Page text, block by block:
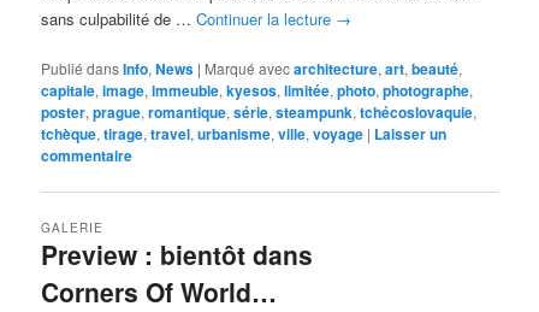
sans culpabilité de …Continuer la lecture →
Publié dansInfo,News | Marqué avecarchitecture,art,beauté,
capitale,image,immeuble,kyesos,limitée,photo,photographe,
poster,prague,romantique,série,steampunk,tchécoslovaquie,
tchèque,tirage,travel,urbanisme,ville,voyage | Laisser un
commentaire
Preview : bientôt dans
Corners Of World…
GALERIE